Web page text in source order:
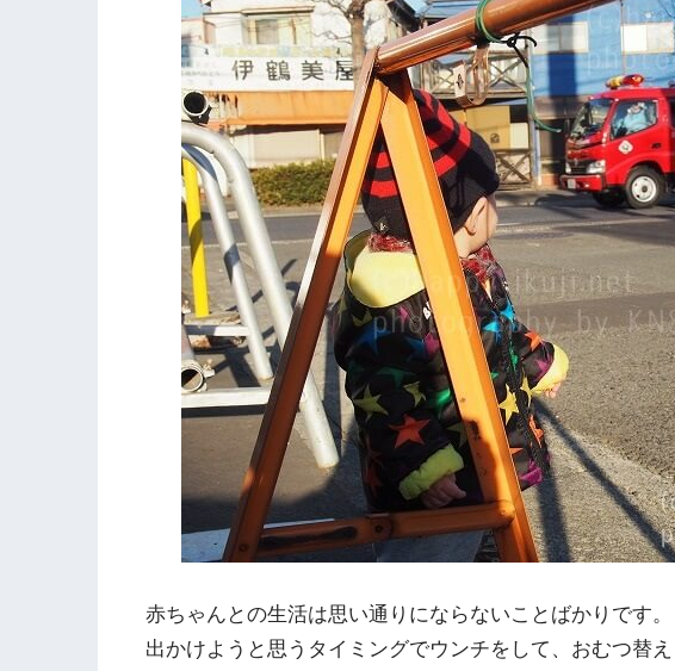
赤ちゃんとの生活は思い通りにならないことばかりです。
出かけようと思うタイミングでウンチをして、おむつ替